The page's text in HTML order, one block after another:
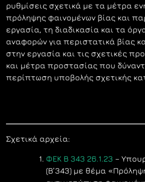
ρυθμίσεις σχετικά με τα μέτρα
πρόληψης φαινομένων βίας και
εργασία, τη διαδικασία και τα
αναφορών για περιστατικά βίας
στην εργασία και τις σχετικές
και μέτρα προστασίας που
περίπτωση υποβολής σχετικής
Σχετικά αρχεία:
ΦΕΚ Β 343 26.1.23 –
(Β’343) με θέμα